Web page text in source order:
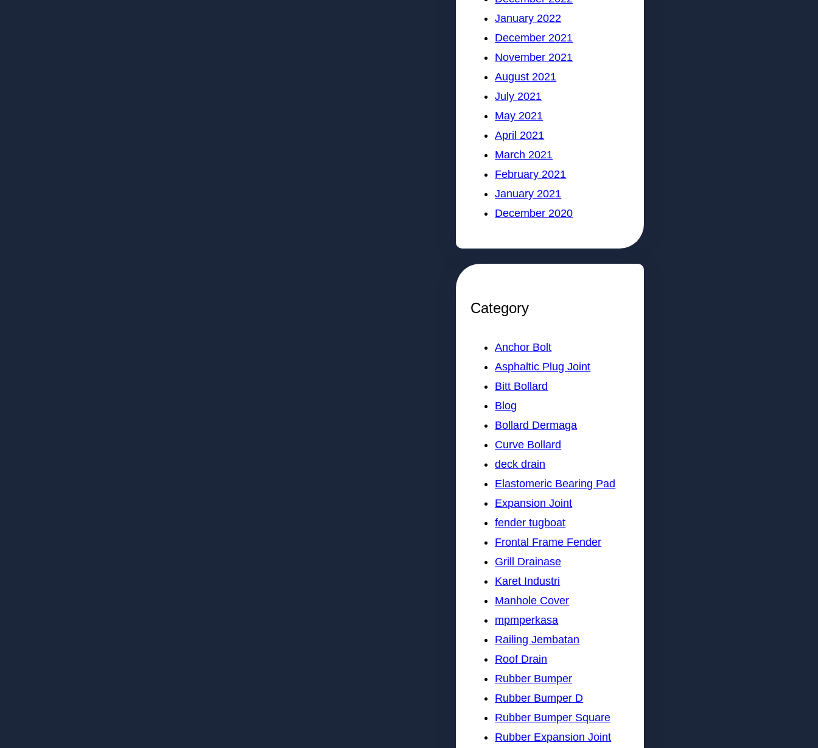
January 2022
December 2021
November 2021
August 2021
July 2021
May 2021
April 2021
March 2021
February 2021
January 2021
December 2020
Category
Anchor Bolt
Asphaltic Plug Joint
Bitt Bollard
Blog
Bollard Dermaga
Curve Bollard
deck drain
Elastomeric Bearing Pad
Expansion Joint
fender tugboat
Frontal Frame Fender
Grill Drainase
Karet Industri
Manhole Cover
mpmperkasa
Railing Jembatan
Roof Drain
Rubber Bumper
Rubber Bumper D
Rubber Bumper Square
Rubber Expansion Joint